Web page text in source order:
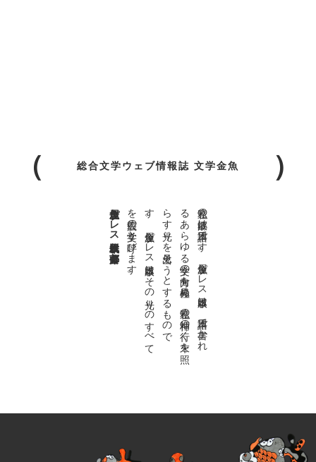
総合文学ウェブ情報誌 文学金魚
私達の
故郷は
日本語で
す
。
金魚屋プ
レ
ス
日本版は
、
日本語で
書か
れ
る
あ
ら
ゆ
る
文学の
方向を
見極め
、
私達の
精神の
行く
末を
照
ら
す
光り
を
見出そ
う
と
す
る
も
の
で
す
。
金魚屋プ
レ
ス
日本版は
そ
の
光り
の
す
べ
て
を
広義の
文学と
呼び
ま
す
。
金魚屋プレス日本版代表 齋藤都